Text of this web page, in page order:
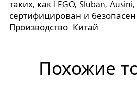
таких, как LEGO, Sluban,
сертифицирован и
Производство: Китай.
Похожие